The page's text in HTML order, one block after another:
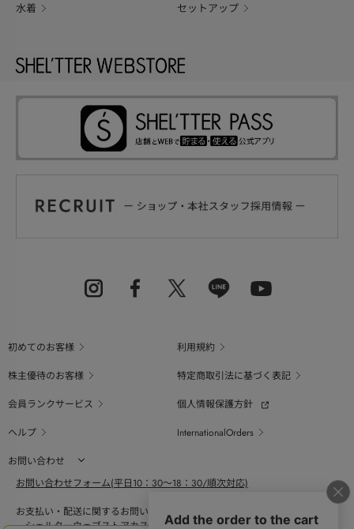
水着 セットアップ
初めてのお客様
利用規約
株主優待のお客様
特定商取引法に基づく表記
会員ランクサービス
個人情報保護方針
ヘルプ
InternationalOrders
お問い合わせ
お問い合わせフォーム(平日10：30～18：30/順次対応)
お支払い・配送に関するお問い合わせ（平日10：30～18：00）
シェルターウェブストアカスタマーセンター